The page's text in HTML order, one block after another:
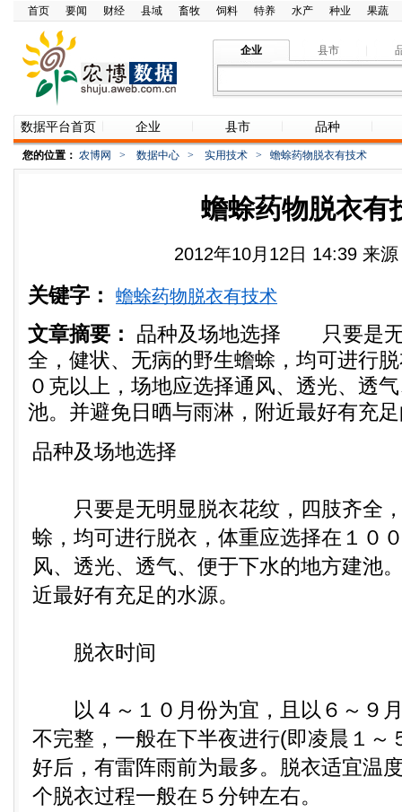
首页 要闻 财经 县域 畜牧 饲料 特养 水产 种业 果蔬
企业 县市
数据平台首页 企业 县市 品种
您的位置： 农博网 > 数据中心 > 实用技术 > 蟾蜍药物脱衣有技术
蟾蜍药物脱衣有
2012年10月12日 14:39 来
关键字： 蟾蜍药物脱衣有技术
文章摘要：
品种及场地选择 只要是无
全，健状、无病的野生蟾蜍，均可进行
０克以上，场地应选择通风、透光、透
池。并避免日晒与雨淋，附近最好有充
品种及场地选择
只要是无明显脱衣花纹，四肢齐全，
蜍，均可进行脱衣，体重应选择在１０
风、透光、透气、便于下水的地方建池
近最好有充足的水源。
脱衣时间
以４～１０月份为宜，且以６～９月
不完整，一般在下半夜进行(即凌晨１～
好后，有雷阵雨前为最多。脱衣适宜温
个脱衣过程一般在５分钟左右。